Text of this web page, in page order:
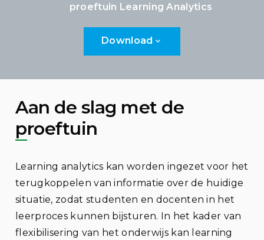
proeftuin Learning Analytics
Download
Aan de slag met de
proeftuin
Learning analytics kan worden ingezet voor het
terugkoppelen van informatie over de huidige
situatie, zodat studenten en docenten in het
leerproces kunnen bijsturen. In het kader van
flexibilisering van het onderwijs kan learning